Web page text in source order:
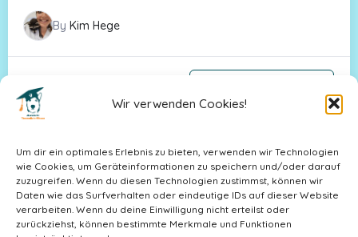
Wir verwenden Cookies!
Um dir ein optimales Erlebnis zu bieten, verwenden wir Technologien
wie Cookies, um Geräteinformationen zu speichern und/oder darauf
zuzugreifen. Wenn du diesen Technologien zustimmst, können wir
Daten wie das Surfverhalten oder eindeutige IDs auf dieser Website
verarbeiten. Wenn du deine Einwilligung nicht erteilst oder
zurückziehst, können bestimmte Merkmale und Funktionen
By Kim Hege
39,00
« PreviousNext »